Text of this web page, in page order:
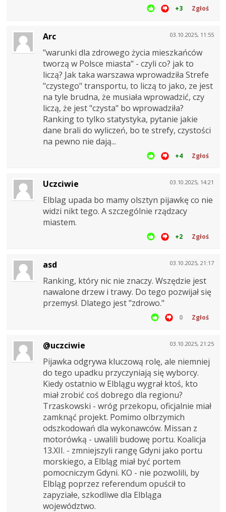
+3 Zgłoś
03.10.2025, 11:55
Arc
"warunki dla zdrowego życia mieszkańców
tworzą w Polsce miasta" - czyli co? jak to
liczą? Jak taka warszawa wprowadziła Strefe
"czystego" transportu, to liczą to jako, ze jest
na tyle brudna, że musiała wprowadzić, czy
liczą, że jest "czysta" bo wprowadziła?
Ranking to tylko statystyka, pytanie jakie
dane brali do wyliczeń, bo te strefy, czystości
na pewno nie dają...
+4 Zgłoś
03.10.2025, 14:21
Uczciwie
Elblag upada bo mamy olsztyn pijawkę co nie
widzi nikt tego. A szczególnie rządzacy
miastem.
+2 Zgłoś
03.10.2025, 21:17
asd
Ranking, który nic nie znaczy. Wszędzie jest
nawalone drzew i trawy. Do tego pozwijał się
przemysł. Dlatego jest "zdrowo."
0 Zgłoś
03.10.2025, 21:25
@uczciwie
Pijawka odgrywa kluczową rolę, ale niemniej
do tego upadku przyczyniają się wyborcy.
Kiedy ostatnio w Elblągu wygrał ktoś, kto
miał zrobić coś dobrego dla regionu?
Trzaskowski - wróg przekopu, oficjalnie miał
zamknąć projekt. Pomimo olbrzymich
odszkodowań dla wykonawców. Missan z
motorówką - uwalili budowę portu. Koalicja
13.XII. - zmniejszyli rangę Gdyni jako portu
morskiego, a Elbląg miał być portem
pomocniczym Gdyni. KO - nie pozwolili, by
Elbląg poprzez referendum opuścił to
zapyziałe, szkodliwe dla Elbląga
województwo.